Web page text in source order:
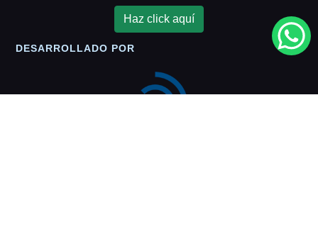
Haz click aquí
DESARROLLADO POR